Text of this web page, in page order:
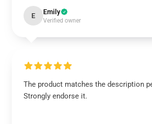
E Emily
Verified owner
The product matches the description
Strongly endorse it.